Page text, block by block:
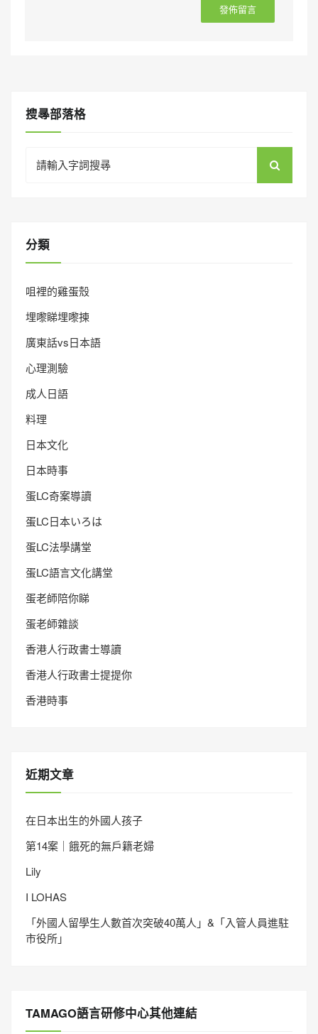
搜㝷部落格
for:
分類
咀裡的雞蛋殼
埋嚟睇埋嚟揀
廣東話vs日本語
心理測驗
成人日語
料理
日本文化
日本時事
蛋LC奇案導讀
蛋LC日本いろは
蛋LC法學講堂
蛋LC語言文化講堂
蛋老師陪你睇
蛋老師雜談
香港人行政書士導讀
香港人行政書士提提你
香港時事
近期文章
在日本出生的外國人孩子
第14案｜餓死的無戶籍老婦
Lily
I LOHAS
「外國人留學生人數首次突破40萬人」&「入管人員進駐
市役所」
TAMAGO語言研修中心其他連結